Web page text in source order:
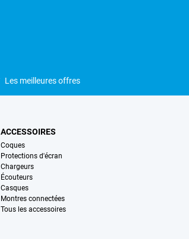
Les meilleures offres
ACCESSOIRES
Coques
Protections d'écran
Chargeurs
Écouteurs
Casques
Montres connectées
Tous les accessoires